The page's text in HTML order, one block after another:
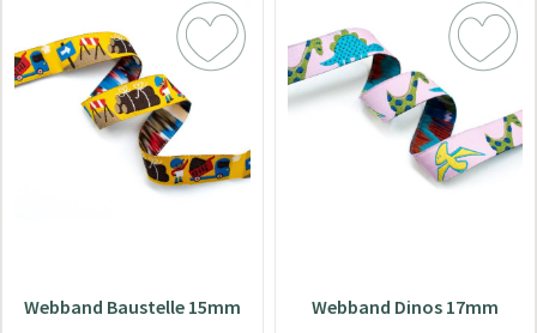
Webband Baustelle 15mm Webband Dinos 17mm